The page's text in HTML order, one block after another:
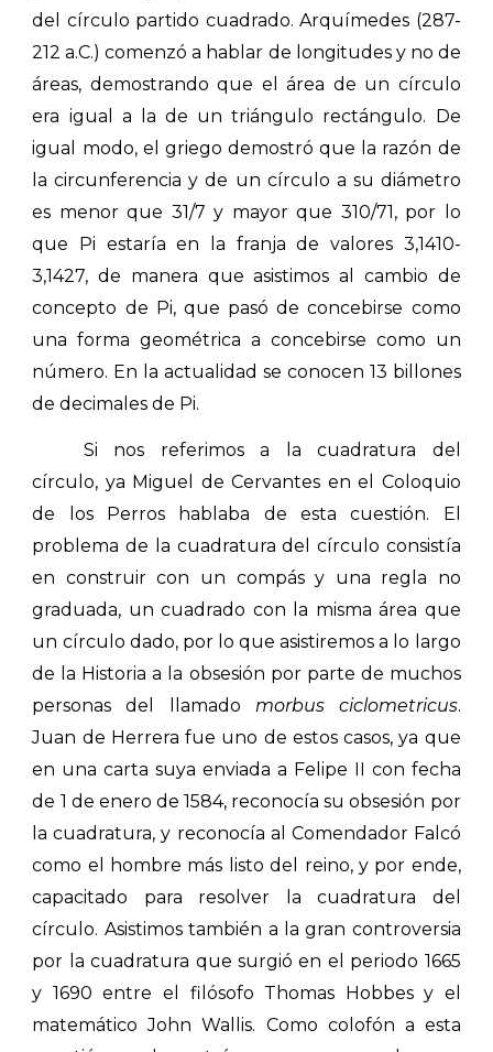
del círculo partido cuadrado. Arquímedes (287-
212 a.C.) comenzó a hablar de longitudes y no de
áreas, demostrando que el área de un círculo
era igual a la de un triángulo rectángulo. De
igual modo, el griego demostró que la razón de
la circunferencia y de un círculo a su diámetro
es menor que 31/7 y mayor que 310/71, por lo
que Pi estaría en la franja de valores 3,1410-
3,1427, de manera que asistimos al cambio de
concepto de Pi, que pasó de concebirse como
una forma geométrica a concebirse como un
número. En la actualidad se conocen 13 billones
de decimales de Pi.
Si nos referimos a la cuadratura del
círculo, ya Miguel de Cervantes en el Coloquio
de los Perros hablaba de esta cuestión. El
problema de la cuadratura del círculo consistía
en construir con un compás y una regla no
graduada, un cuadrado con la misma área que
un círculo dado, por lo que asistiremos a lo largo
de la Historia a la obsesión por parte de muchos
personas del llamado morbus ciclometricus.
Juan de Herrera fue uno de estos casos, ya que
en una carta suya enviada a Felipe II con fecha
de 1 de enero de 1584, reconocía su obsesión por
la cuadratura, y reconocía al Comendador Falcó
como el hombre más listo del reino, y por ende,
capacitado para resolver la cuadratura del
círculo. Asistimos también a la gran controversia
por la cuadratura que surgió en el periodo 1665
y 1690 entre el filósofo Thomas Hobbes y el
matemático John Wallis. Como colofón a esta